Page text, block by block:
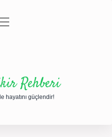
Rehberi
hayatını güçlendir!